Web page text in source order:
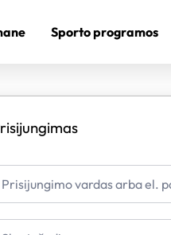
Sporto programos